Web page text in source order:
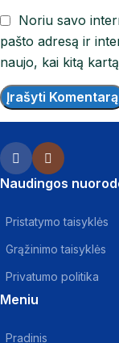
Noriu savo
pašto adresą ir
naujo, kai kitą
Naudingos
Pristatymo taisyklės
Grąžinimo taisyklės
Privatumo politika
Meniu
Pradinis